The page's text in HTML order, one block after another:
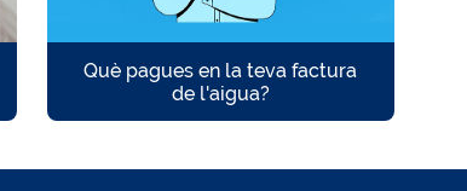
Què pagues en la teva factura
de l'aigua?